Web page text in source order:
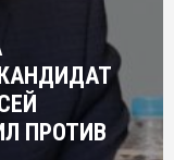
ПРОТИВ